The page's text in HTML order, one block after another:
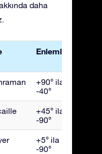
daha
Enlemler
+90° ila
-40°
+45° ila
-90°
+5° ila
-90°